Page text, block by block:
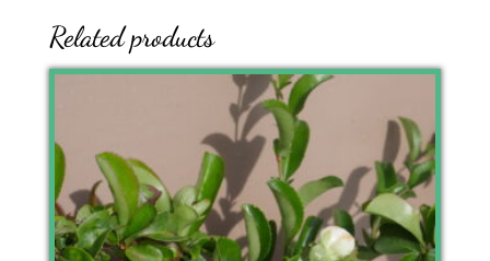
Related products